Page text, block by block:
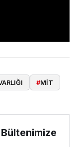
#MİT